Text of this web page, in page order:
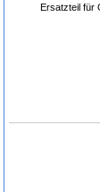
Ersatzteil für